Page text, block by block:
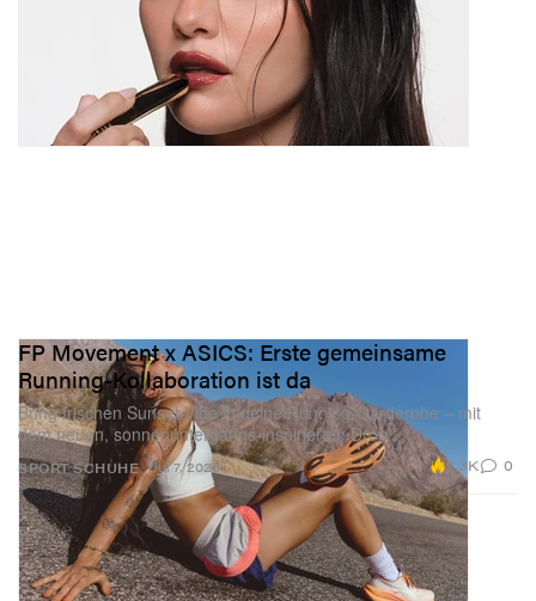
SPORT SCHUHE
FP Movement x ASICS: Erste gemeinsame
Running-Kollaboration ist da
Bring frischen Sunset-Vibe in deine Running-Garderobe – mit
dem neuen, sonnenuntergangs-inspirierten Drop.
Jul 7, 2026 2.3K 0